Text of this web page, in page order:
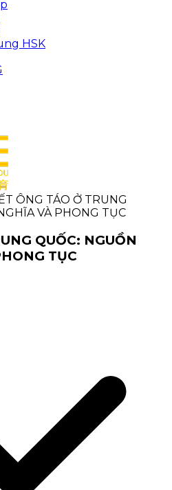
HSK
ÔNG TÁO Ở TRUNG
VÀ PHONG TỤC
QUỐC: NGUỒN
TỤC